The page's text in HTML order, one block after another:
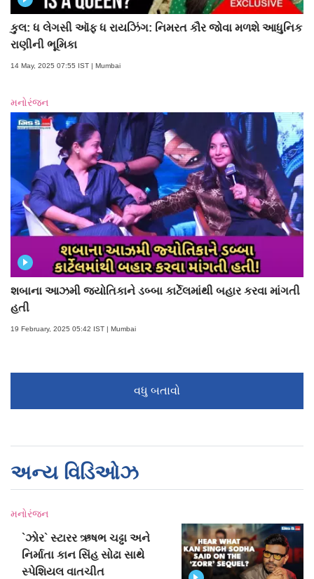
કુલ: ધ લેગસી ઑફ ધ રાયઝિંગ: નિમરત કૌર જોવા મળશે આધુનિક
રાણીની ભૂમિકા
14 May, 2025 07:55 IST | Mumbai
મનોરંજન
શબાના આઝમી જ્યોતિકાને ડબ્બા કાર્ટેલમાંથી બહાર કરવા માંગતી
હતી
19 February, 2025 05:42 IST | Mumbai
વધુ બતાવો
અન્ય વિડિઓઝ
મનોરંજન
`ઝોર` સ્ટારર ઋષભ ચઢ્ઢા અને
નિર્માતા કાન સિંહ સોઢા સાથે
સ્પેશિયલ વાતચીત